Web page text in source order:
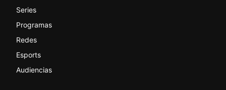
Series
Programas
Redes
Esports
Audiencias